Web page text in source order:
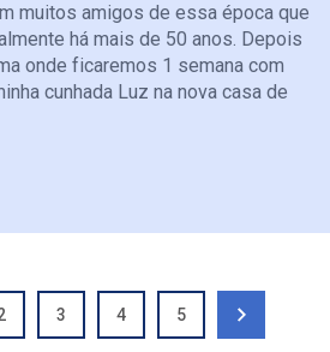
muitos amigos de essa época que
há mais de 50 anos. Depois
onde ficaremos 1 semana com
cunhada Luz na nova casa de
3 4 5